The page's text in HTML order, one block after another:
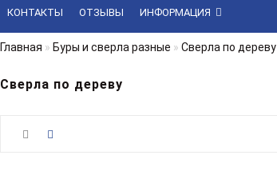
КОНТАКТЫ ОТЗЫВЫ ИНФОРМАЦИЯ
Главная Буры и сверла разные Сверла по дереву
Сверла по дереву